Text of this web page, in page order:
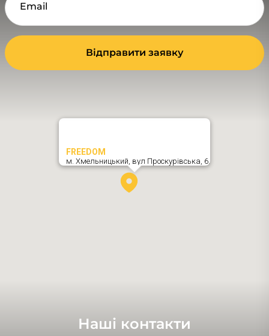
Email
Відправити заявку
Наші контакти
FREEDOM
м. Хмельницький, вул Проскурівська, 6,